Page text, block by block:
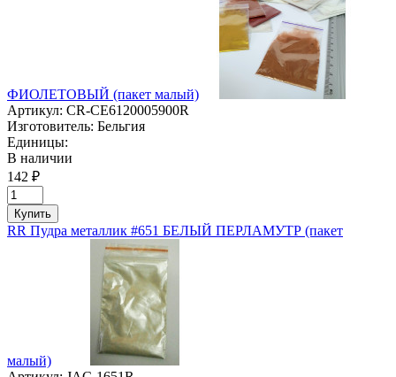
ФИОЛЕТОВЫЙ (пакет малый)
Артикул: CR-CE6120005900R
Изготовитель: Бельгия
Единицы:
В наличии
142 ₽
Купить
RR Пудра металлик #651 БЕЛЫЙ ПЕРЛАМУТР (пакет
малый)